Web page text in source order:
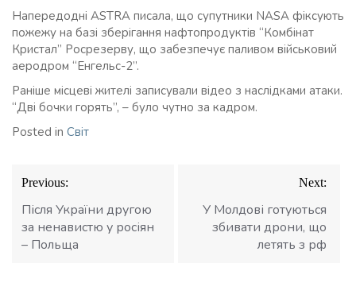
Напередодні ASTRA писала, що супутники NASA фіксують
пожежу на базі зберігання нафтопродуктів “Комбінат
Кристал” Росрезерву, що забезпечує паливом військовий
аеродром “Енгельс-2”.
Раніше місцеві жителі записували відео з наслідками атаки.
“Дві бочки горять”, – було чутно за кадром.
Posted in Світ
Навігація
записів
Previous:
Після України другою
за ненавистю у росіян
– Польща
Next:
У Молдові готуються
збивати дрони, що
летять з рф